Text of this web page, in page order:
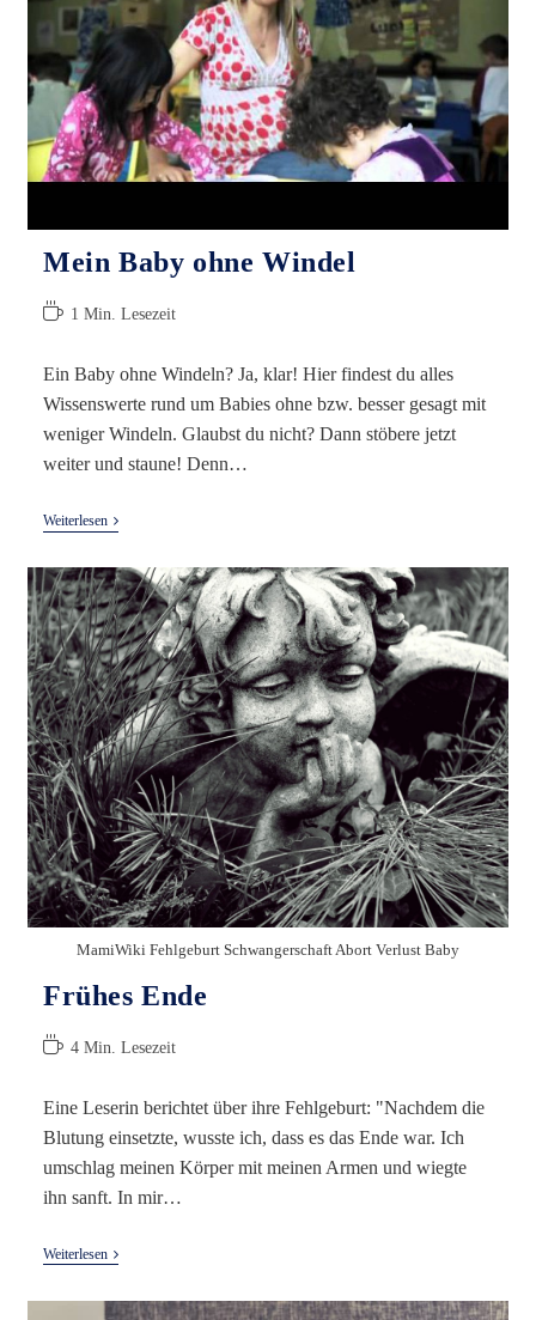
Mein Baby ohne Windel
Lesedauer:
1 Min. Lesezeit
Ein Baby ohne Windeln? Ja, klar! Hier findest du alles
Wissenswerte rund um Babies ohne bzw. besser gesagt mit
weniger Windeln. Glaubst du nicht? Dann stöbere jetzt
weiter und staune! Denn…
WeiterlesenMein
Windel
MamiWiki Fehlgeburt Schwangerschaft Abort Verlust Baby
Frühes Ende
Lesedauer:
4 Min. Lesezeit
Eine Leserin berichtet über ihre Fehlgeburt: "Nachdem die
Blutung einsetzte, wusste ich, dass es das Ende war. Ich
umschlag meinen Körper mit meinen Armen und wiegte
ihn sanft. In mir…
WeiterlesenFrühes